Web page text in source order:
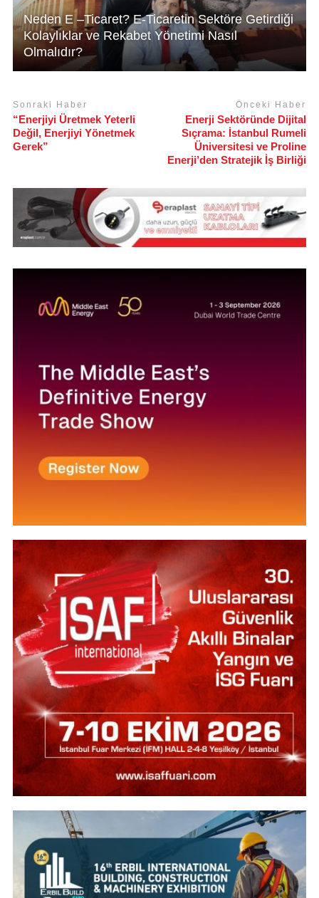
Neden E –Ticaret? E-Ticaretin Sektöre Getirdiği
Kolaylıklar ve Rekabet Yönetimi Nasıl
Olmalıdır?
Sonraki Haber
“Enerjiyi Üretmek Yeterli
Değil, Enerjiyi Yönetmek
Gerek”
Önceki Haber
Enerji Sektöründe Dijital
Sıçrama: İstanbul Rumeli
Üniversitesi ve Proline
Enerji’den Stratejik İş Birliği